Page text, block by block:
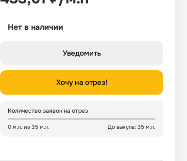
Нет в наличии
Уведомить
Хочу на отрез!
Количество заявок на отрез
0 м.п. из 35 м.п. До выкупа: 35 м.п.